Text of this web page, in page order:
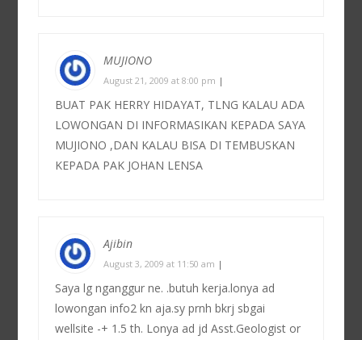
MUJIONO
August 21, 2009 at 8:00 pm |
BUAT PAK HERRY HIDAYAT, TLNG KALAU ADA
LOWONGAN DI INFORMASIKAN KEPADA SAYA
MUJIONO ,DAN KALAU BISA DI TEMBUSKAN
KEPADA PAK JOHAN LENSA
Ajibin
August 3, 2009 at 11:50 am |
Saya lg nganggur ne. .butuh kerja.lonya ad
lowongan info2 kn aja.sy prnh bkrj sbgai
wellsite -+ 1.5 th. Lonya ad jd Asst.Geologist or